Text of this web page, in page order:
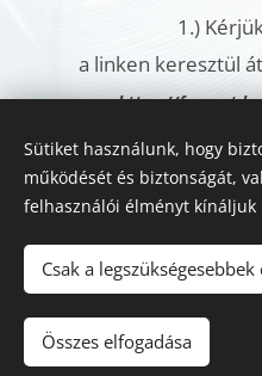
1.)
a linken keresztül
https://
2.)A
kérjük
Ön által kiválasztott
Sütiket használunk, hogy
működését és biztonságát,
felhasználói élményt kínáljuk
Csak a
Összes elfogadása